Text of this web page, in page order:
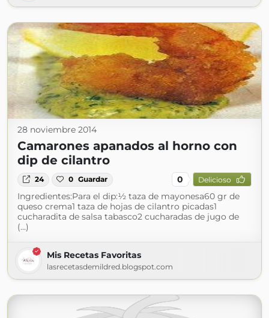
28 noviembre 2014
Camarones apanados al horno con
dip de cilantro
24 0 Guardar 0 Delicioso
Ingredientes:Para el dip:½ taza de mayonesa60 gr de
queso crema1 taza de hojas de cilantro picadas1
cucharadita de salsa tabasco2 cucharadas de jugo de
(...)
Mis Recetas Favoritas
lasrecetasdemildred.blogspot.com